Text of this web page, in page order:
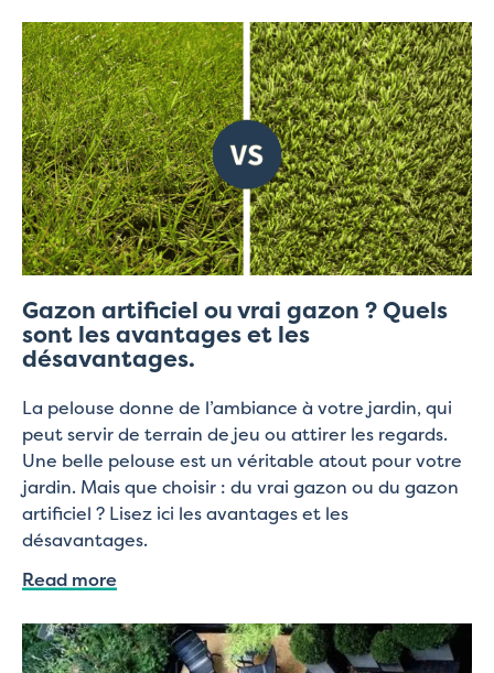
Gazon artificiel ou vrai gazon ? Quels
sont les avantages et les
désavantages.
La pelouse donne de l’ambiance à votre jardin, qui
peut servir de terrain de jeu ou attirer les regards.
Une belle pelouse est un véritable atout pour votre
jardin. Mais que choisir : du vrai gazon ou du gazon
artificiel ? Lisez ici les avantages et les
désavantages.
Read more